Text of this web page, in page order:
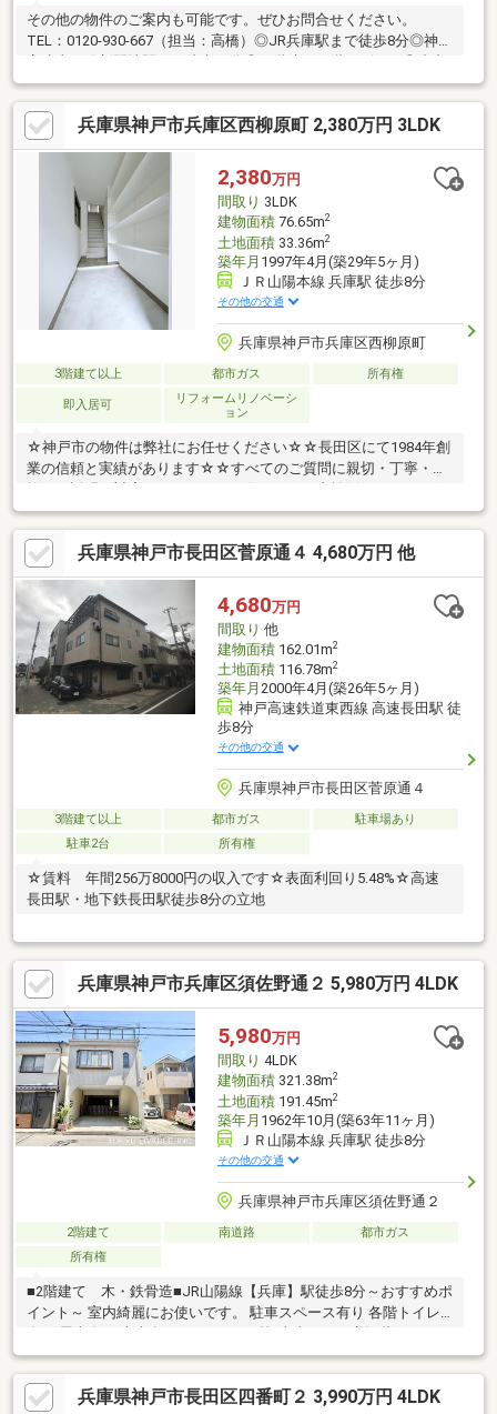
その他の物件のご案内も可能です。ぜひお問合せください。
TEL：0120-930-667（担当：高橋）◎JR兵庫駅まで徒歩8分◎神戸
学校まで徒歩8分以内■住宅ローンについてのご提案■弊社は【お
客様から住宅ローンあっせん手数料を頂いておりません！！】フ
ルローンをご希望の方、勤続年数の短い方、自営業の方、外国籍
の方、また現在の他の借入れが気になる方、どんなお悩みもご相
談下さい。提携銀行がたくさんございます。無理のない資金計画
をご提案させていただきますので、お気軽にご相談ください。
兵庫県神戸市兵庫区西柳原町 2,380万円 3LDK
2,380万円
間取り 3LDK
建物面積76.65m2
土地面積33.36m2
築年月 1997年4月(築29年5ヶ月)
ＪＲ山陽本線 兵庫駅 徒歩8分
その他の交通
兵庫県神戸市兵庫区西柳原町
3階建て以上 都市ガス 所有権
即入居可
リフォームリノベーシ
ョン
☆神戸市の物件は弊社にお任せください☆☆長田区にて1984年創
業の信頼と実績があります☆☆すべてのご質問に親切・丁寧・柔
イントはこちら↓↓↓■月々のお支払い例■〇2380万円借入・35年ロ
ーン・金利１％の場合◎月々約67183円でお住まい頂けます♪是非
今の賃料と比べてみて下さい♪■おすすめポイント■〇内装フルリ
フォーム〇ファミリークローゼット有○キッチン横にパントリー
完備〇窓が多くて開放的■周辺環境■○兵庫大開小学校○兵庫中学校
兵庫県神戸市長田区菅原通４ 4,680万円 他
4,680万円
間取り 他
建物面積162.01m2
土地面積116.78m2
築年月 2000年4月(築26年5ヶ月)
神戸高速鉄道東西線 高速長田駅 徒
歩8分
その他の交通
兵庫県神戸市長田区菅原通４
3階建て以上 都市ガス
駐車場あり
駐車2台
所有権
☆賃料 年間256万8000円の収入です☆表面利回り5.48%☆高速
長田駅・地下鉄長田駅徒歩8分の立地
兵庫県神戸市兵庫区須佐野通２ 5,980万円 4LDK
5,980万円
間取り 4LDK
建物面積321.38m2
土地面積191.45m2
築年月 1962年10月(築63年11ヶ月)
ＪＲ山陽本線 兵庫駅 徒歩8分
その他の交通
兵庫県神戸市兵庫区須佐野通２
2階建て 南道路
都市ガス
所有権
■2階建て 木・鉄骨造■JR山陽線【兵庫】駅徒歩8分～おすすめポ
イント～ 室内綺麗にお使いです。 駐車スペース有り 各階トイレ
でも構いませんので、気になる点などございましたらいつでもお
気軽にお問合せください。本物件の詳細および内覧のご希望は、
担当：浅田までお気軽にお問い合わせ下さいませ。
兵庫県神戸市長田区四番町２ 3,990万円 4LDK